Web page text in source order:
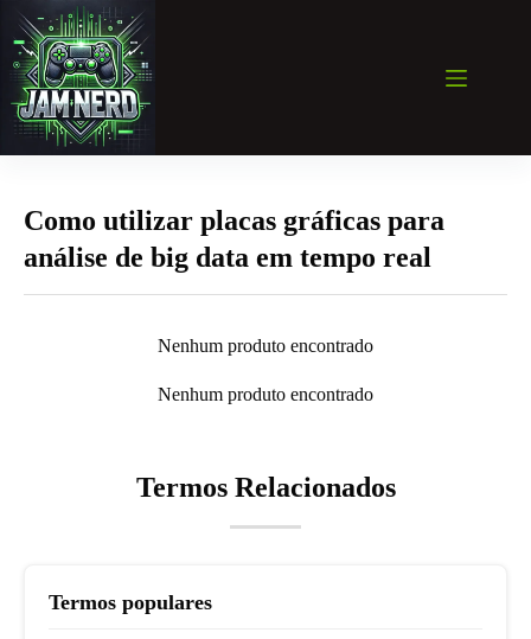
para
conteúdo
Como utilizar placas gráficas para
análise de big data em tempo real
Nenhum produto encontrado
Nenhum produto encontrado
Termos Relacionados
Termos populares